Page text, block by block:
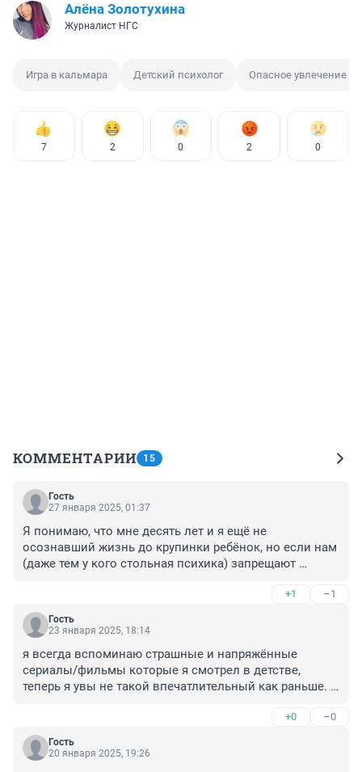
Алёна Золотухина
Журналист НГС
Игра в кальмара Детский психолог Опасное увлечение
7 2 0 2 0
КОММЕНТАРИИ 15
Гость
27 января 2025, 01:37
Я понимаю, что мне десять лет и я ещё не
осознавший жизнь до крупинки ребёнок, но если нам
(даже тем у кого стольная психика) запрещают
что многие взрослые не переносили сериал) мы чо
должны сидеть и ждать пока нам чихать запретят!?
Комон понимаю там для девочек это страшно, но мы
люди попадают на игру из-за того что они погрязли в
долгах и Т. д. Но а в реальной жизни люди из-за
долгов что делают? Я знаю что уж точно не играть в
я лично против казино) кто-то взятки берёт, кто-то на
СВО... Но представьте что чел которому недавно 18
стукнуло выходит во взрослую жизнь и такой: а как
+1 –1
Гость
23 января 2025, 18:14
я всегда вспоминаю страшные и напряжённые
сериалы/фильмы которые я смотрел в детстве,
теперь я увы не такой впечатлительный как раньше.
+0 –0
Гость
20 января 2025, 19:26